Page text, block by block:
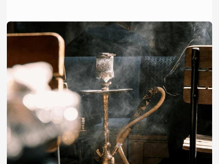
Слишком плотная забивка чаши
Даже дорогой табак может горчить, если его
неправильно уложить в чашу. Одна из самых
распространенных ошибок —чрезмерно плотная
забивка.Когда табак сильно утрамбован, воздух
перестает нормально проходить через смесь.
Верхний слой получает слишком много жара, а
нижний практически не прогревается. Отдельная
проблема возникает, когда табак касается фольги
или калауда. В местах соприкосновения
температура значительно выше, поэтому листья
начинают подгорать практически сразу после
раскуривания.
Новички часто думают, что чем больше табака
поместится в чашу, тем дольше будет куриться
кальян. На практике неправильная плотность